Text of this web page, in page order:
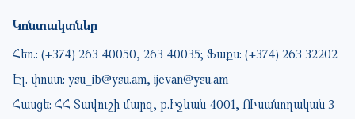
Կոնտակտներ
Հեռ.: (+374) 263 40050, 263 40035; Ֆաքս: (+374) 263 32202
Էլ. փոստ: ysu_ib@ysu.am, ijevan@ysu.am
Հասցե: ՀՀ Տավուշի մարզ, ք.Իջևան 4001, ՈՒսանողական 3